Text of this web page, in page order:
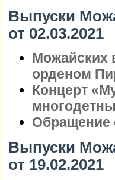
Выпуски
от 02.03.2021
Можайских
орденом
Концерт
Обращение
Выпуски
от 19.02.2021